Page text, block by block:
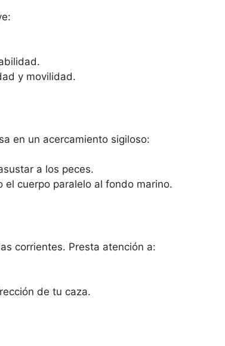
y movilidad.
en un acercamiento sigiloso:
a los peces.
cuerpo paralelo al fondo marino.
corrientes. Presta atención a:
de tu caza.